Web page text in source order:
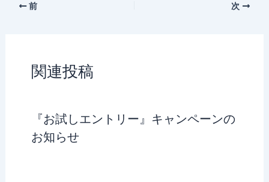
前 次
関連投稿
『お試しエントリー』キャンペーンの
お知らせ